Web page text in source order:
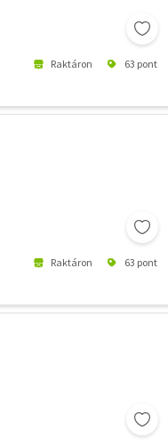
Raktáron 63 pont
Raktáron 63 pont